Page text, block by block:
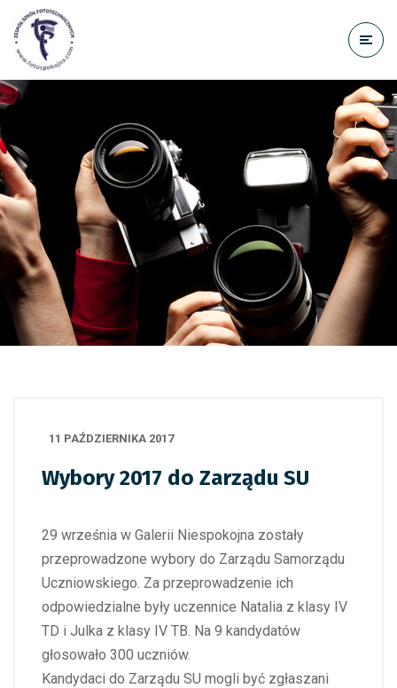
treści
11 PAŹDZIERNIKA 2017
Wybory 2017 do Zarządu SU
29 września w Galerii Niespokojna zostały
przeprowadzone wybory do Zarządu Samorządu
Uczniowskiego. Za przeprowadzenie ich
odpowiedzialne były uczennice Natalia z klasy IV
TD i Julka z klasy IV TB. Na 9 kandydatów
głosowało 300 uczniów.
Kandydaci do Zarządu SU mogli być zgłaszani